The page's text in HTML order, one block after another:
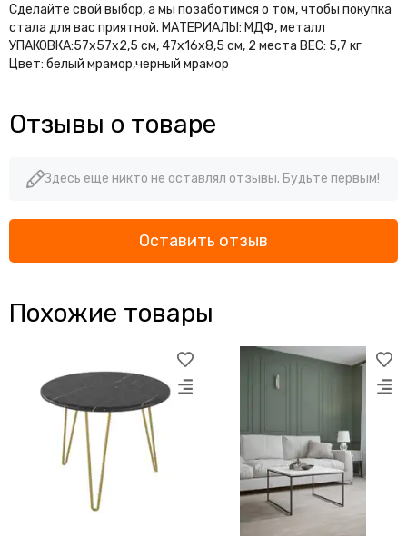
Сделайте свой выбор, а мы позаботимся о том, чтобы покупка
стала для вас приятной. МАТЕРИАЛЫ: МДФ, металл
УПАКОВКА:57x57х2,5 см, 47х16х8,5 см, 2 места ВЕС: 5,7 кг
Цвет: белый мрамор,черный мрамор
Отзывы о товаре
Здесь еще никто не оставлял отзывы. Будьте первым!
Оставить отзыв
Похожие товары